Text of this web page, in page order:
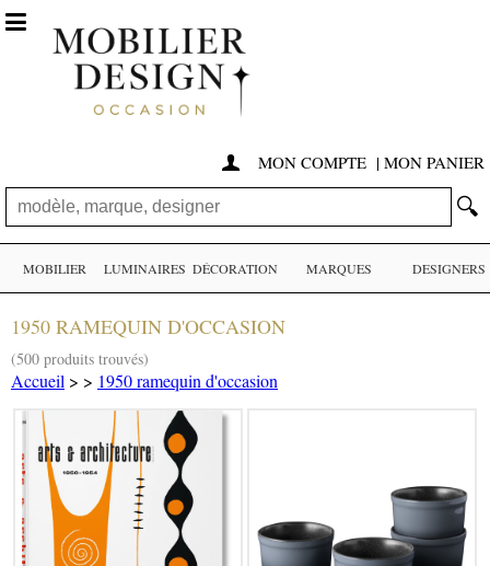
 MON COMPTE | MON PANIER
🔍

MOBILIER LUMINAIRES DÉCORATION MARQUES DESIGNERS
1950 RAMEQUIN D'OCCASION
(500 produits trouvés)
Accueil > > 1950 ramequin d'occasion